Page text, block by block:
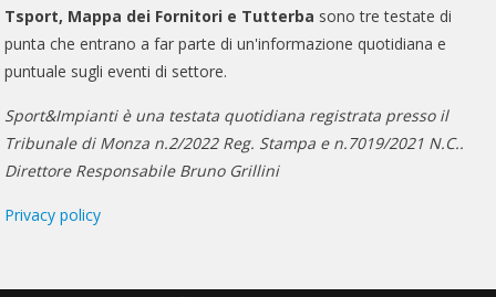
Tsport, Mappa dei Fornitori e Tutterba sono tre testate di
punta che entrano a far parte di un'informazione quotidiana e
puntuale sugli eventi di settore.
Sport&Impianti è una testata quotidiana registrata presso il
Tribunale di Monza n.2/2022 Reg. Stampa e n.7019/2021 N.C..
Direttore Responsabile Bruno Grillini
Privacy policy